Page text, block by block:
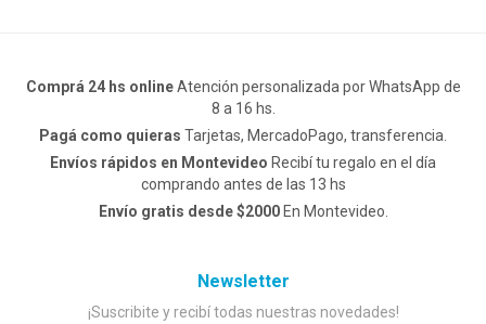
Comprá 24 hs onlineAtención personalizada por WhatsApp de
8 a 16 hs.
Pagá como quieras Tarjetas, MercadoPago, transferencia.
Envíos rápidos en Montevideo Recibí tu regalo en el día
comprando antes de las 13 hs
Envío gratis desde $2000En Montevideo.
Newsletter
¡Suscribite y recibí todas nuestras novedades!